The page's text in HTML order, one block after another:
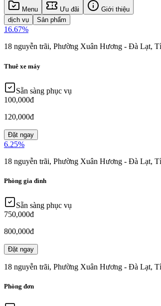
Menu Ưu đãi
Giới thiệu
dịch vụ
Sản phẩm
16.67%
18 nguyễn trãi, Phường Xuân Hương - Đà Lạt,
Thuê xe máy
Sẵn sàng phục vụ
100,000đ
120,000đ
Đặt ngay
6.25%
18 nguyễn trãi, Phường Xuân Hương - Đà Lạt,
Phòng gia đình
Sẵn sàng phục vụ
750,000đ
800,000đ
Đặt ngay
18 nguyễn trãi, Phường Xuân Hương - Đà Lạt,
Phòng đơn